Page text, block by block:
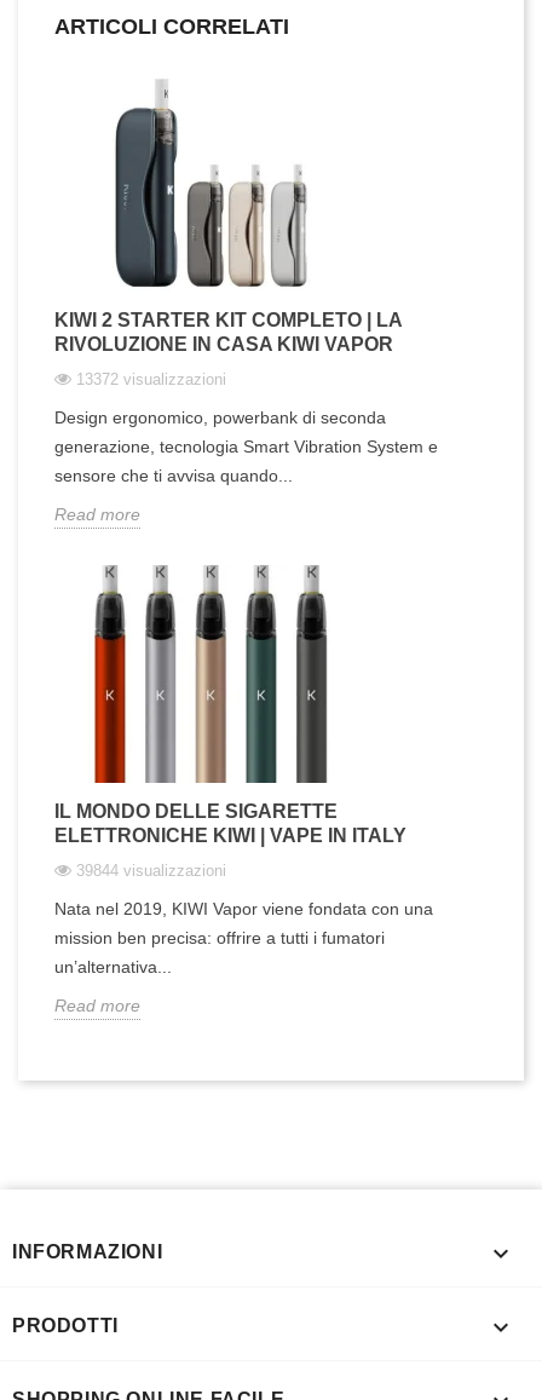
ARTICOLI CORRELATI
KIWI 2 STARTER KIT COMPLETO | LA
RIVOLUZIONE IN CASA KIWI VAPOR
13372 visualizzazioni
Design ergonomico, powerbank di seconda
generazione, tecnologia Smart Vibration System e
sensore che ti avvisa quando...
Read more
IL MONDO DELLE SIGARETTE
ELETTRONICHE KIWI | VAPE IN ITALY
39844 visualizzazioni
Nata nel 2019, KIWI Vapor viene fondata con una
mission ben precisa: offrire a tutti i fumatori
un’alternativa...
Read more
INFORMAZIONI 
PRODOTTI 